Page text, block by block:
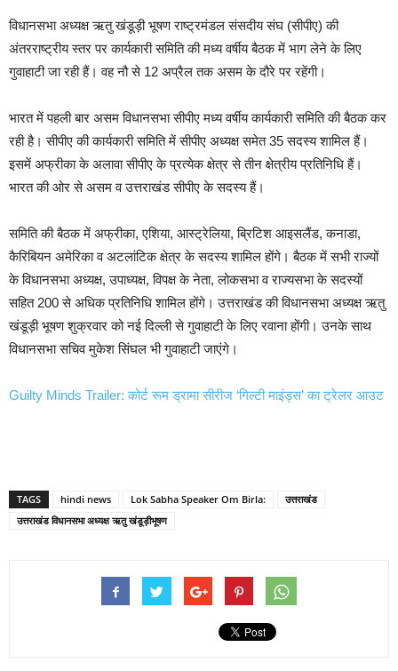
विधानसभा अध्यक्ष ऋतु खंडूड़ी भूषण राष्ट्रमंडल संसदीय संघ (सीपीए) की
अंतरराष्ट्रीय स्तर पर कार्यकारी समिति की मध्य वर्षीय बैठक में भाग लेने के लिए
गुवाहाटी जा रही हैं। वह नौ से 12 अप्रैल तक असम के दौरे पर रहेंगी।
भारत में पहली बार असम विधानसभा सीपीए मध्य वर्षीय कार्यकारी समिति की बैठक कर
रही है। सीपीए की कार्यकारी समिति में सीपीए अध्यक्ष समेत 35 सदस्य शामिल हैं।
इसमें अफ्रीका के अलावा सीपीए के प्रत्येक क्षेत्र से तीन क्षेत्रीय प्रतिनिधि हैं।
भारत की ओर से असम व उत्तराखंड सीपीए के सदस्य हैं।
समिति की बैठक में अफ्रीका, एशिया, आस्ट्रेलिया, ब्रिटिश आइसलैंड, कनाडा,
कैरिबियन अमेरिका व अटलांटिक क्षेत्र के सदस्य शामिल होंगे। बैठक में सभी राज्यों
के विधानसभा अध्यक्ष, उपाध्यक्ष, विपक्ष के नेता, लोकसभा व राज्यसभा के सदस्यों
सहित 200 से अधिक प्रतिनिधि शामिल होंगे। उत्तराखंड की विधानसभा अध्यक्ष ऋतु
खंडूड़ी भूषण शुक्रवार को नई दिल्ली से गुवाहाटी के लिए रवाना होंगी। उनके साथ
विधानसभा सचिव मुकेश सिंघल भी गुवाहाटी जाएंगे।
Guilty Minds Trailer: कोर्ट रूम ड्रामा सीरीज ‘गिल्टी माइंड्स’ का ट्रेलर आउट
TAGS hindi news Lok Sabha Speaker Om Birla:
उत्तराखंड
उत्तराखंड विधानसभा अध्यक्ष ऋतु खंडूड़ीभूषण